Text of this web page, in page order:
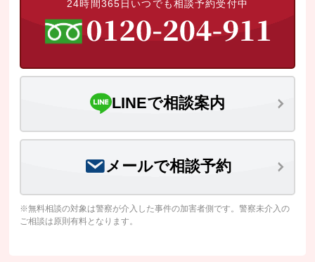
24時間365日いつでも相談予約受付中
LINEで相談案内
メールで相談予約
※無料相談の対象は警察が介入した事件の加害者側です。警察未介入の
ご相談は原則有料となります。